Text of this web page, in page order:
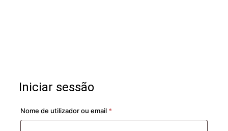
Iniciar sessão
Nome de utilizador ou email *Obrigatório